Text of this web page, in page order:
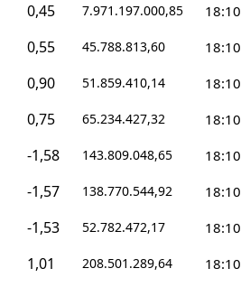
0,45 7.971.197.000,85 18:10
0,55 45.788.813,60 18:10
0,90 51.859.410,14 18:10
0,75 65.234.427,32 18:10
-1,58 143.809.048,65 18:10
-1,57 138.770.544,92 18:10
-1,53 52.782.472,17 18:10
1,01 208.501.289,64 18:10